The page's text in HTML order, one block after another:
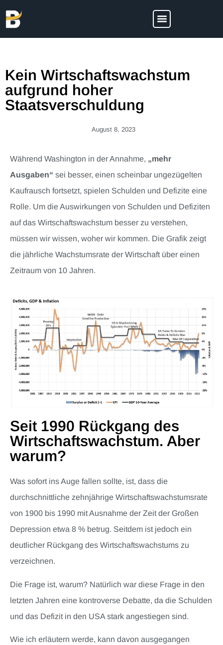
Kein Wirtschaftswachstum
aufgrund hoher
Staatsverschuldung
August 8, 2023
Während Washington in der Annahme, „mehr
Ausgaben“ sei besser, einen scheinbar ungezügelten
Kaufrausch fortsetzt, spielen Schulden und Defizite eine
Rolle. Um die Auswirkungen von Schulden und Defiziten
auf das Wirtschaftswachstum besser zu verstehen,
müssen wir wissen, woher wir kommen. Die Grafik zeigt
die jährliche Wachstumsrate der Wirtschaft über einen
Zeitraum von 10 Jahren.
Seit 1990 Rückgang des
Wirtschaftswachstum. Aber
warum?
Was sofort ins Auge fallen sollte, ist, dass die
durchschnittliche zehnjährige Wirtschaftswachstumsrate
von 1900 bis 1990 mit Ausnahme der Zeit der Großen
Depression etwa 8 % betrug. Seitdem ist jedoch ein
deutlicher Rückgang des Wirtschaftswachstums zu
verzeichnen.
Die Frage ist, warum? Natürlich war diese Frage in den
letzten Jahren eine kontroverse Debatte, da die Schulden
und das Defizit in den USA stark angestiegen sind.
Wie ich erläutern werde, kann davon ausgegangen